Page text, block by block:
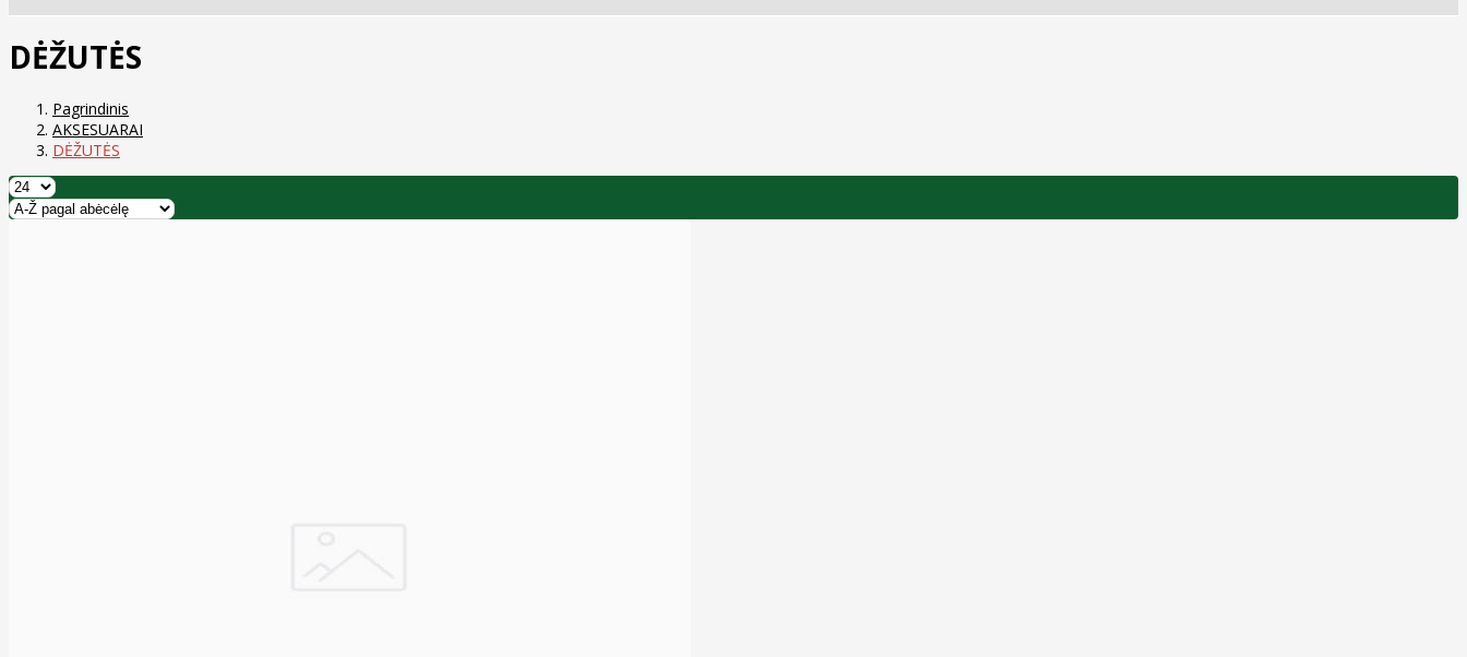
DĖŽUTĖS
Pagrindinis
AKSESUARAI
DĖŽUTĖS